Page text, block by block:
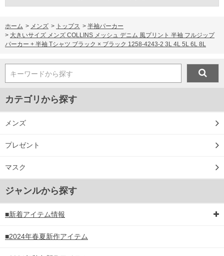
ホーム > メンズ > トップス > 半袖パーカー
> 大きいサイズ メンズ COLLINS メッシュ デニム 風プリント 半袖 フルジップ
パーカー + 半袖 Tシャツ ブラック × ブラック 1258-4243-2 3L 4L 5L 6L 8L
キーワードから探す
カテゴリから探す
メンズ
プレゼント
マスク
ジャンルから探す
■新着アイテム情報
■2024年春夏新作アイテム